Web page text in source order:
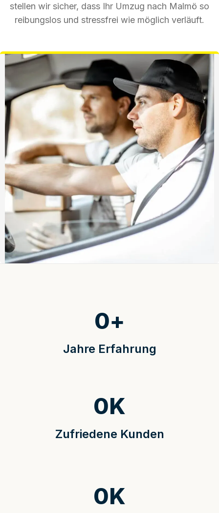
stellen wir sicher, dass Ihr Umzug nach Malmö so
reibungslos und stressfrei wie möglich verläuft.
Jahre Erfahrung
0+
Zufriedene Kunden
0K
0K